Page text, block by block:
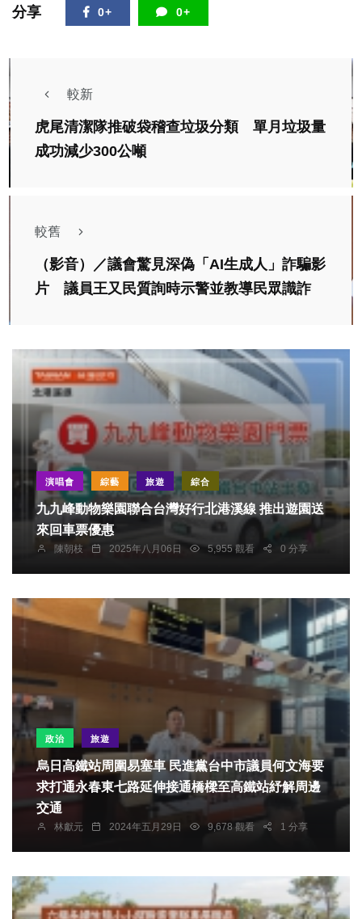
分享 0+ 0+
較新
虎尾清潔隊推破袋稽查垃圾分類 單月垃圾量
成功減少300公噸
較舊
（影音）／議會驚見深偽「AI生成人」詐騙影
片 議員王又民質詢時示警並教導民眾識詐
演唱會 綜藝 旅遊 綜合
九九峰動物樂園聯合台灣好行北港溪線 推出遊園送
來回車票優惠
陳朝枝 2025年八月06日 5,955 觀看 0 分享
政治 旅遊
烏日高鐵站周圍易塞車 民進黨台中市議員何文海要
求打通永春東七路延伸接通橋樑至高鐵站紓解周邊
交通
林獻元 2024年五月29日 9,678 觀看 1 分享